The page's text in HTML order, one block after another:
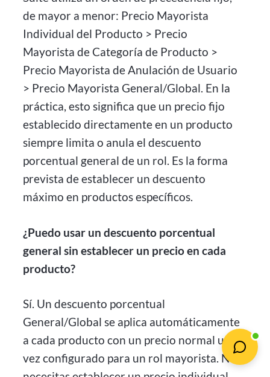
de mayor a menor: Precio Mayorista
Individual del Producto > Precio
Mayorista de Categoría de Producto >
Precio Mayorista de Anulación de Usuario
> Precio Mayorista General/Global. En la
práctica, esto significa que un precio fijo
establecido directamente en un producto
siempre limita o anula el descuento
porcentual general de un rol. Es la forma
prevista de establecer un descuento
máximo en productos específicos.
¿Puedo usar un descuento porcentual
general sin establecer un precio en cada
producto?
Sí. Un descuento porcentual
General/Global se aplica automáticamente
a cada producto con un precio normal una
vez configurado para un rol mayorista. No